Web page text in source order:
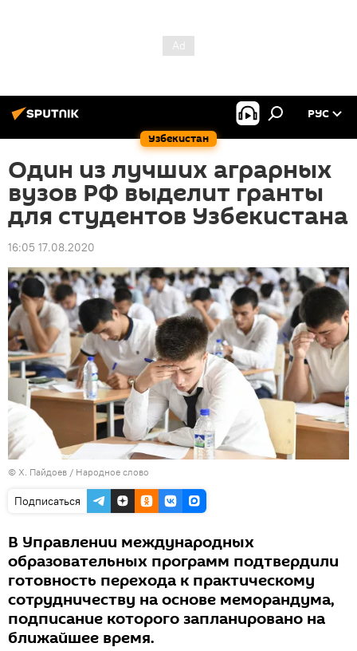
Узбекистан
РУС
Один из лучших аграрных
вузов РФ выделит гранты
для студентов Узбекистана
16:05 17.08.2020
© Х. Пайдоев / Народное слово
Подписаться
В Управлении международных
образовательных программ подтвердили
готовность перехода к практическому
сотрудничеству на основе меморандума,
подписание которого запланировано на
ближайшее время.